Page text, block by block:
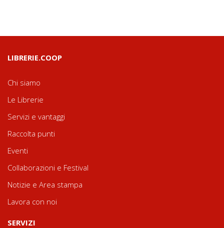
LIBRERIE.COOP
Chi siamo
Le Librerie
Servizi e vantaggi
Raccolta punti
Eventi
Collaborazioni e Festival
Notizie e Area stampa
Lavora con noi
SERVIZI